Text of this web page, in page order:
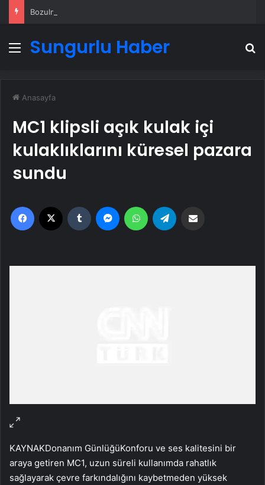
Menü
Sungurlu Haber
Anasayfa
MC1 klipsli açık kulak içi
kulaklıklarını küresel pazara
sundu
Facebook Tumblr MessengerWhatsApp
KAYNAKDonanım GünlüğüKonforu ve ses kalitesini bir
araya getiren MC1, uzun süreli kullanımda rahatlık
sağlayarak çevre farkındalığını kaybetmeden yüksek